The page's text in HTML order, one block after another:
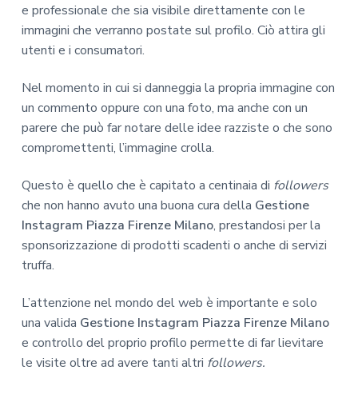
e professionale che sia visibile direttamente con le
immagini che verranno postate sul profilo. Ciò attira gli
utenti e i consumatori.
Nel momento in cui si danneggia la propria immagine con
un commento oppure con una foto, ma anche con un
parere che può far notare delle idee razziste o che sono
compromettenti, l’immagine crolla.
Questo è quello che è capitato a centinaia di followers
che non hanno avuto una buona cura della Gestione
Instagram Piazza Firenze Milano, prestandosi per la
sponsorizzazione di prodotti scadenti o anche di servizi
truffa.
L’attenzione nel mondo del web è importante e solo
una valida Gestione Instagram Piazza Firenze Milano
e controllo del proprio profilo permette di far lievitare
le visite oltre ad avere tanti altri followers.